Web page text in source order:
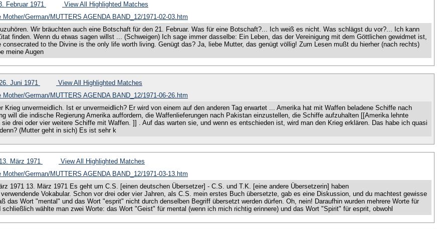
Februar 1971
View All Highlighted Matches
German/MUTTERS AGENDA BAND_12/1971-02-03.htm
Wir bräuchten auch eine Botschaft für den 21. Februar. Was für eine Botschaft?... Ich weiß es nicht. Was schlägst du vor?... Ich kann
finden. Wenn du etwas sagen willst ... (Schweigen) Ich sage immer dasselbe: Ein Leben, das der Vereinigung mit dem Göttlichen gewidmet ist,
to the Divine is the only life worth living. Genügt das? Ja, liebe Mutter, das genügt völlig! Zum Lesen mußt du hierher (nach rechts)
meine Augen
Juni 1971
View All Highlighted Matches
German/MUTTERS AGENDA BAND_12/1971-06-26.htm
unvermeidlich. Ist er unvermeidlich? Er wird von einem auf den anderen Tag erwartet ... Amerika hat mit Waffen beladene Schiffe nach
will die indische Regierung Amerika auffordern, die Waffenlieferungen nach Pakistan einzustellen, die Schiffe aufzuhalten [[Amerika lehnte
drei oder vier weitere Schiffe mit Waffen. ]] . Auf das warten sie, und wenn es entschieden ist, wird man den Krieg erklären. Das habe ich quasi
(Mutter geht in sich) Es ist sehr k
März 1971
View All Highlighted Matches
German/MUTTERS AGENDA BAND_12/1971-03-13.htm
1971 13. März 1971 Es geht um C.S. [einen deutschen Übersetzer] - C.S. und T.K. [eine andere Übersetzerin] haben
Vokabular. Schon vor drei oder vier Jahren, als C.S. mein erstes Buch übersetzte, gab es eine Diskussion, und du machtest gewisse
das Wort "mental" und das Wort "esprit" nicht durch denselben Begriff übersetzt werden dürfen. Oh, nein! Daraufhin wurden mehrere Worte für
wählte man zwei Worte: das Wort "Geist" für mental (wenn ich mich richtig erinnere) und das Wort "Spirit" für esprit, obwohl